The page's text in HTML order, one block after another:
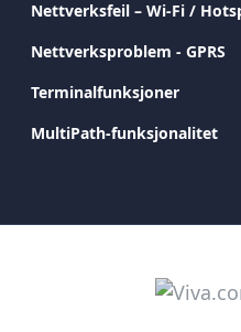
Nettverksproblem - GPRS
Terminalfunksjoner
MultiPath-funksjonalitet